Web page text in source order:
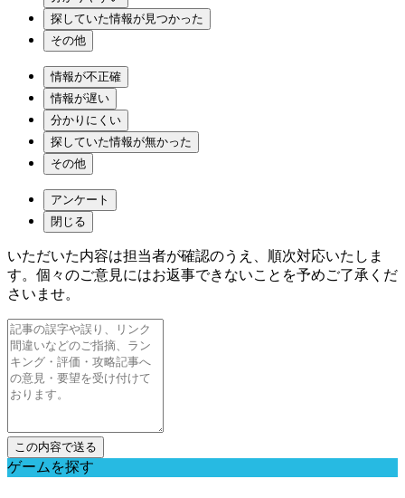
探していた情報が見つかった
その他
情報が不正確
情報が遅い
分かりにくい
探していた情報が無かった
その他
アンケート
閉じる
いただいた内容は担当者が確認のうえ、順次対応いたしま
す。個々のご意見にはお返事できないことを予めご了承くだ
さいませ。
ゲームを探す